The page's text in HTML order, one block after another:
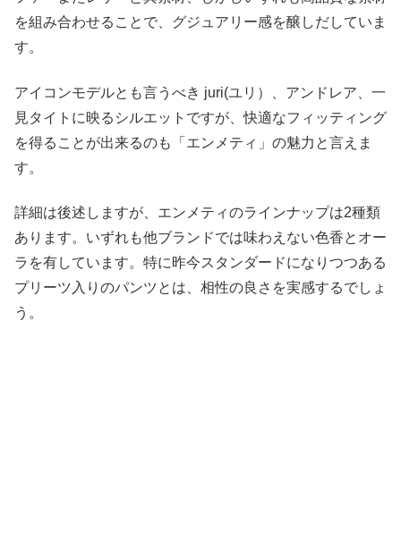
を組み合わせることで、グジュアリー感を醸しだしていま
す。
アイコンモデルとも言うべき juri(ユリ）、アンドレア、一
見タイトに映るシルエットですが、快適なフィッティング
を得ることが出来るのも「エンメティ」の魅力と言えま
す。
詳細は後述しますが、エンメティのラインナップは2種類
あります。いずれも他ブランドでは味わえない色香とオー
ラを有しています。特に昨今スタンダードになりつつある
プリーツ入りのパンツとは、相性の良さを実感するでしょ
う。